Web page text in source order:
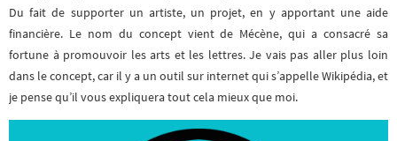
Du fait de supporter un artiste, un projet, en y apportant une aide
financière. Le nom du concept vient de Mécène, qui a consacré sa
fortune à promouvoir les arts et les lettres. Je vais pas aller plus loin
dans le concept, car il y a un outil sur internet qui s’appelle Wikipédia, et
je pense qu’il vous expliquera tout cela mieux que moi.